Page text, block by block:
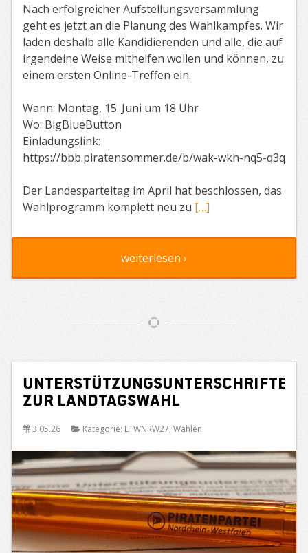
Nach erfolgreicher Aufstellungsversammlung
geht es jetzt an die Planung des Wahlkampfes. Wir
laden deshalb alle Kandidierenden und alle, die auf
irgendeine Weise mithelfen wollen und können, zu
einem ersten Online-Treffen ein.
Wann: Montag, 15. Juni um 18 Uhr
Wo: BigBlueButton
Einladungslink:
https://bbb.piratensommer.de/b/wak-wkh-nq5-q3q
Der Landesparteitag im April hat beschlossen, das
Wahlprogramm komplett neu zu […]
weiterlesen ›
Unterstützungsunterschriften
zur Landtagswahl
3.05.26 Kategorie: LTWNRW27, Wahlen